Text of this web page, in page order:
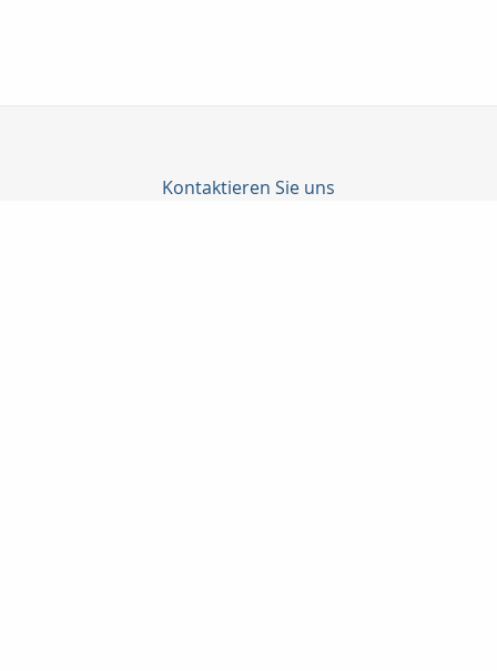
Kontaktieren Sie uns